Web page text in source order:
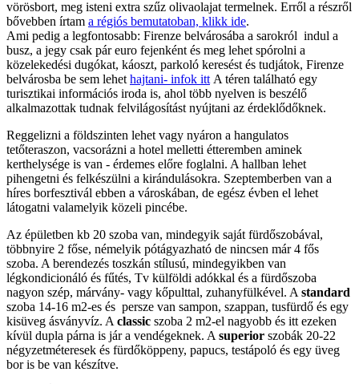
vörösbort, meg isteni extra szűz olivaolajat termelnek. Erről a részről
bővebben írtam a régiós bemutatoban, klikk ide.
Ami pedig a legfontosabb: Firenze belvárosába a sarokról indul a
busz, a jegy csak pár euro fejenként és meg lehet spórolni a
közelekedési dugókat, káoszt, parkoló keresést és tudjátok, Firenze
belvárosba be sem lehet hajtani- infok itt A téren található egy
turisztikai információs iroda is, ahol több nyelven is beszélő
alkalmazottak tudnak felvilágosítást nyújtani az érdeklődőknek.
Reggelizni a földszinten lehet vagy nyáron a hangulatos
tetőteraszon, vacsorázni a hotel melletti étteremben aminek
kerthelysége is van - érdemes előre foglalni. A hallban lehet
pihengetni és felkészülni a kirándulásokra. Szeptemberben van a
híres borfesztivál ebben a városkában, de egész évben el lehet
látogatni valamelyik közeli pincébe.
Az épületben kb 20 szoba van, mindegyik saját fürdőszobával,
többnyire 2 főse, némelyik pótágyazható de nincsen már 4 fős
szoba. A berendezés toszkán stílusú, mindegyikben van
légkondicionáló és fűtés, Tv külföldi adókkal és a fürdőszoba
nagyon szép, márvány- vagy kőpulttal, zuhanyfülkével. A standard
szoba 14-16 m2-es és persze van sampon, szappan, tusfürdő és egy
kisüveg ásványvíz. A classic szoba 2 m2-el nagyobb és itt ezeken
kívül dupla párna is jár a vendégeknek. A superior szobák 20-22
négyzetméteresek és fürdőköppeny, papucs, testápoló és egy üveg
bor is be van készítve.